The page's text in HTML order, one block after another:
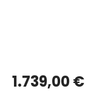
1.739,00 €